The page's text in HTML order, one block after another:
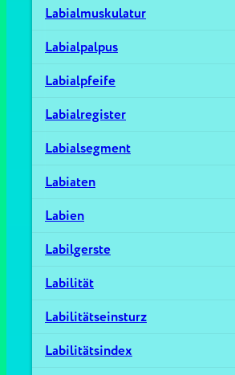
Labialmuskulatur
Labialpalpus
Labialpfeife
Labialregister
Labialsegment
Labiaten
Labien
Labilgerste
Labilität
Labilitätseinsturz
Labilitätsindex